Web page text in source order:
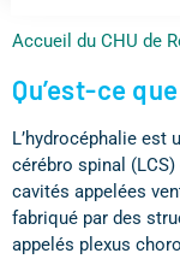
Accueil du CHU de
Qu’est-ce
L’hydrocéphalie est
cérébro spinal
cavités appelées
fabriqué par des
appelés plexus